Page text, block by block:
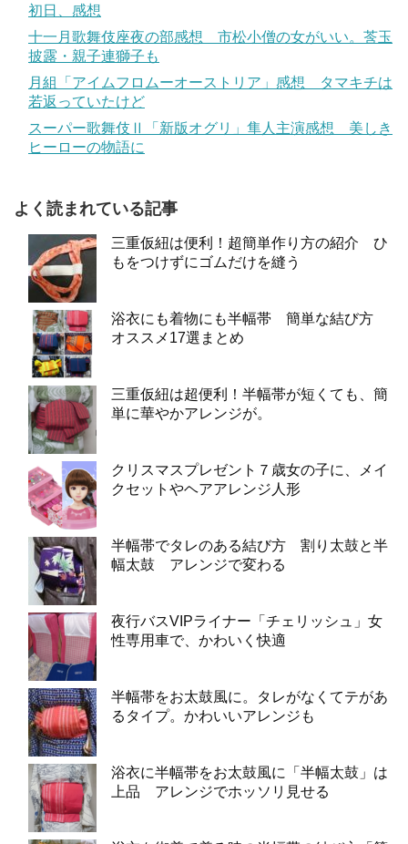
初日、感想
十一月歌舞伎座夜の部感想 市松小僧の女がいい。莟玉
披露・親子連獅子も
月組「アイムフロムーオーストリア」感想 タマキチは
若返っていたけど
スーパー歌舞伎Ⅱ「新版オグリ」隼人主演感想 美しき
ヒーローの物語に
よく読まれている記事
三重仮紐は便利！超簡単作り方の紹介 ひ
もをつけずにゴムだけを縫う
浴衣にも着物にも半幅帯 簡単な結び方
オススメ17選まとめ
三重仮紐は超便利！半幅帯が短くても、簡
単に華やかアレンジが。
クリスマスプレゼント７歳女の子に、メイ
クセットやヘアアレンジ人形
半幅帯でタレのある結び方 割り太鼓と半
幅太鼓 アレンジで変わる
夜行バスVIPライナー「チェリッシュ」女
性専用車で、かわいく快適
半幅帯をお太鼓風に。タレがなくてテがあ
るタイプ。かわいいアレンジも
浴衣に半幅帯をお太鼓風に「半幅太鼓」は
上品 アレンジでホッソリ見せる